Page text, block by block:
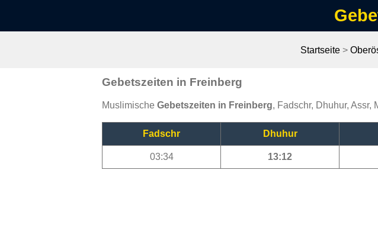
Startseite>
Gebetszeiten in Freinberg
Muslimische Gebetszeiten in Freinberg, Fadschr, Dhuhur, Assr,
Fadschr Dhuhur
03:34 13:12